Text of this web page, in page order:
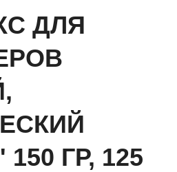
ДЛЯ
ГР, 125